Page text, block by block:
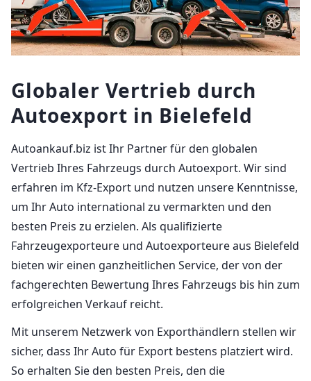
Globaler Vertrieb durch
Autoexport in Bielefeld
Autoankauf.biz ist Ihr Partner für den globalen
Vertrieb Ihres Fahrzeugs durch Autoexport. Wir sind
erfahren im Kfz-Export und nutzen unsere Kenntnisse,
um Ihr Auto international zu vermarkten und den
besten Preis zu erzielen. Als qualifizierte
Fahrzeugexporteure und Autoexporteure aus Bielefeld
bieten wir einen ganzheitlichen Service, der von der
fachgerechten Bewertung Ihres Fahrzeugs bis hin zum
erfolgreichen Verkauf reicht.
Mit unserem Netzwerk von Exporthändlern stellen wir
sicher, dass Ihr Auto für Export bestens platziert wird.
So erhalten Sie den besten Preis, den die